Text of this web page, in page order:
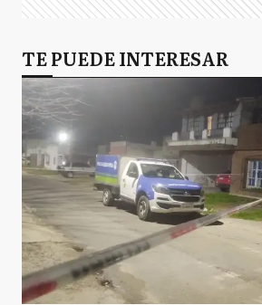
TE PUEDE INTERESAR